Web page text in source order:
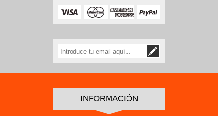
INFORMACIÓN